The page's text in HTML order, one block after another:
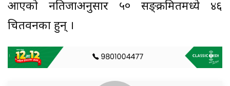
आएको नतिजाअनुसार ५० सङ्क्रमितमध्ये ४६
चितवनका हुन् ।